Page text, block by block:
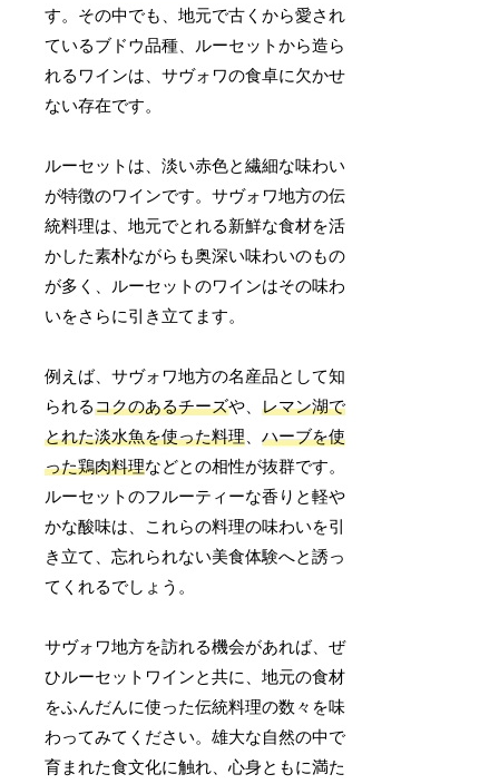
す。その中でも、地元で古くから愛され
ているブドウ品種、ルーセットから造ら
れるワインは、サヴォワの食卓に欠かせ
ない存在です。
ルーセットは、淡い赤色と繊細な味わい
が特徴のワインです。サヴォワ地方の伝
統料理は、地元でとれる新鮮な食材を活
かした素朴ながらも奥深い味わいのもの
が多く、ルーセットのワインはその味わ
いをさらに引き立てます。
例えば、サヴォワ地方の名産品として知
られるコクのあるチーズや、レマン湖で
とれた淡水魚を使った料理 、ハーブを使
った鶏肉料理などとの相性が抜群です。
ルーセットのフルーティーな香りと軽や
かな酸味は、これらの料理の味わいを引
き立て、忘れられない美食体験へと誘っ
てくれるでしょう。
サヴォワ地方を訪れる機会があれば、ぜ
ひルーセットワインと共に、地元の食材
をふんだんに使った伝統料理の数々を味
わってみてください。雄大な自然の中で
育まれた食文化に触れ、心身ともに満た